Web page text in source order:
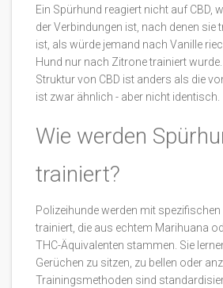
Ein Spürhund reagiert nicht auf CBD,
der Verbindungen ist, nach denen sie
ist, als würde jemand nach Vanille
Hund nur nach Zitrone trainiert
Struktur von CBD ist anders als die
ist zwar ähnlich - aber nicht identisch.
Wie werden
trainiert?
Polizeihunde werden mit
trainiert, die aus echtem Marihuana
THC-Äquivalenten stammen. Sie
Gerüchen zu sitzen, zu bellen oder
Trainingsmethoden sind